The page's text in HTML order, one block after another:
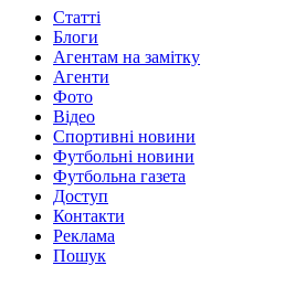
Статті
Блоги
Агентам на замітку
Агенти
Фото
Відео
Спортивні новини
Футбольні новини
Футбольна газета
Доступ
Контакти
Реклама
Пошук